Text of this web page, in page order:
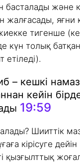
басталады және
жалғасады, яғни
тигенше
күн толық
етіледі).
– кешкі
кейін
19:59
Шииттік
кірісуге дейін
қызғылттық